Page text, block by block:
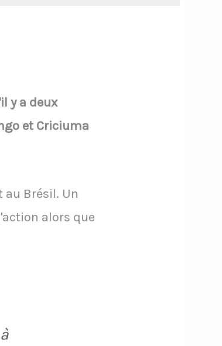
y a deux
et Criciuma
Brésil. Un
alors que